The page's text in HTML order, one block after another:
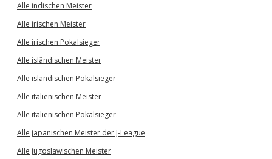
Alle indischen Meister
Alle irischen Meister
Alle irischen Pokalsieger
Alle isländischen Meister
Alle isländischen Pokalsieger
Alle italienischen Meister
Alle italienischen Pokalsieger
Alle japanischen Meister der J-League
Alle jugoslawischen Meister